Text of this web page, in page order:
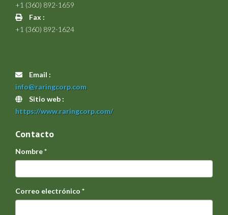
+1 (360) 892-1659
Fax :
+1 (360) 892-1624
Email :
info@raringcorp.com
Sitio web :
https://www.raringcorp.com/
Contacto
Nombre*
Correo electrónico *